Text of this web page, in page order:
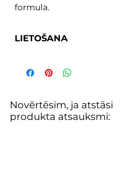
formula.
LIETOŠANA
kutikulas optimālai saķerei.
Rūpīgi sakrati nagu laku, lai
Uzklāj 1 plānu RapiDry™ nagu
lakas kārtu un nosedziet brīvo
naga malu. PADOMS! Izmanto
Novērtēsim, ja atstāsi
produkta atsauksmi: